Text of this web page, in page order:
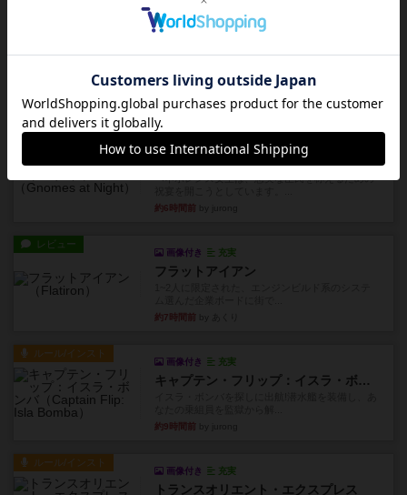
約5時間前
ピタッコカルタ
たカードを2枚まで手をつけ...
約5時間前by みいやん
ルール/インスト
画像付き 充実
ノームズ・アット・ナイト
ベネボレンス女王は、忠実な臣民を称えるための
約6時間前
レビュー
画像付き 充実
フラットアイアン
約7時間前
ルール/インスト
画像付き 充実
キャプテン・フリップ：イスラ・ボンバ
約9時間前
ルール/インスト
画像付き 充実
トランスオリエント・エクスプレス